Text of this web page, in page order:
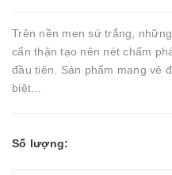
Trên nền men sứ trắng,
cẩn thận tạo nên nét chấm
đầu tiên. Sản phẩm mang vẻ
biệt...
Số lượng: